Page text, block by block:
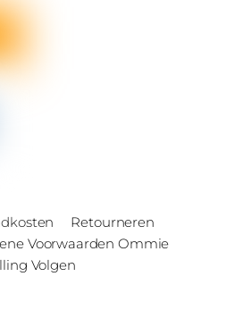
Retourneren
Voorwaarden Ommie
Volgen